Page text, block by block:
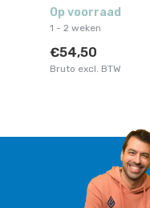
Op voorraad
1 - 2 weken
€54,50
Bruto excl. BTW